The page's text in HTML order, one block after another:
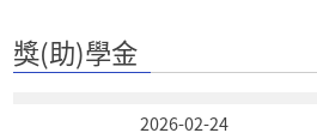
獎(助)學金
2026-02-24